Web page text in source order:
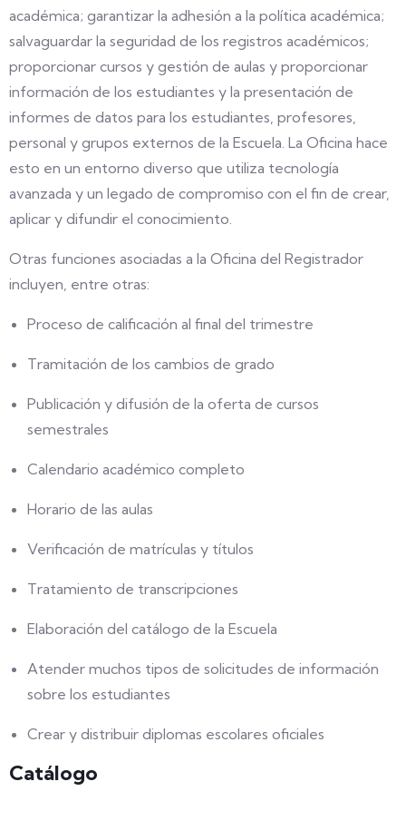
académica; garantizar la adhesión a la política académica;
salvaguardar la seguridad de los registros académicos;
proporcionar cursos y gestión de aulas y proporcionar
información de los estudiantes y la presentación de
informes de datos para los estudiantes, profesores,
personal y grupos externos de la Escuela. La Oficina hace
esto en un entorno diverso que utiliza tecnología
avanzada y un legado de compromiso con el fin de crear,
aplicar y difundir el conocimiento.
Otras funciones asociadas a la Oficina del Registrador
incluyen, entre otras:
Proceso de calificación al final del trimestre
Tramitación de los cambios de grado
Publicación y difusión de la oferta de cursos
semestrales
Calendario académico completo
Horario de las aulas
Verificación de matrículas y títulos
Tratamiento de transcripciones
Elaboración del catálogo de la Escuela
Atender muchos tipos de solicitudes de información
sobre los estudiantes
Crear y distribuir diplomas escolares oficiales
Catálogo